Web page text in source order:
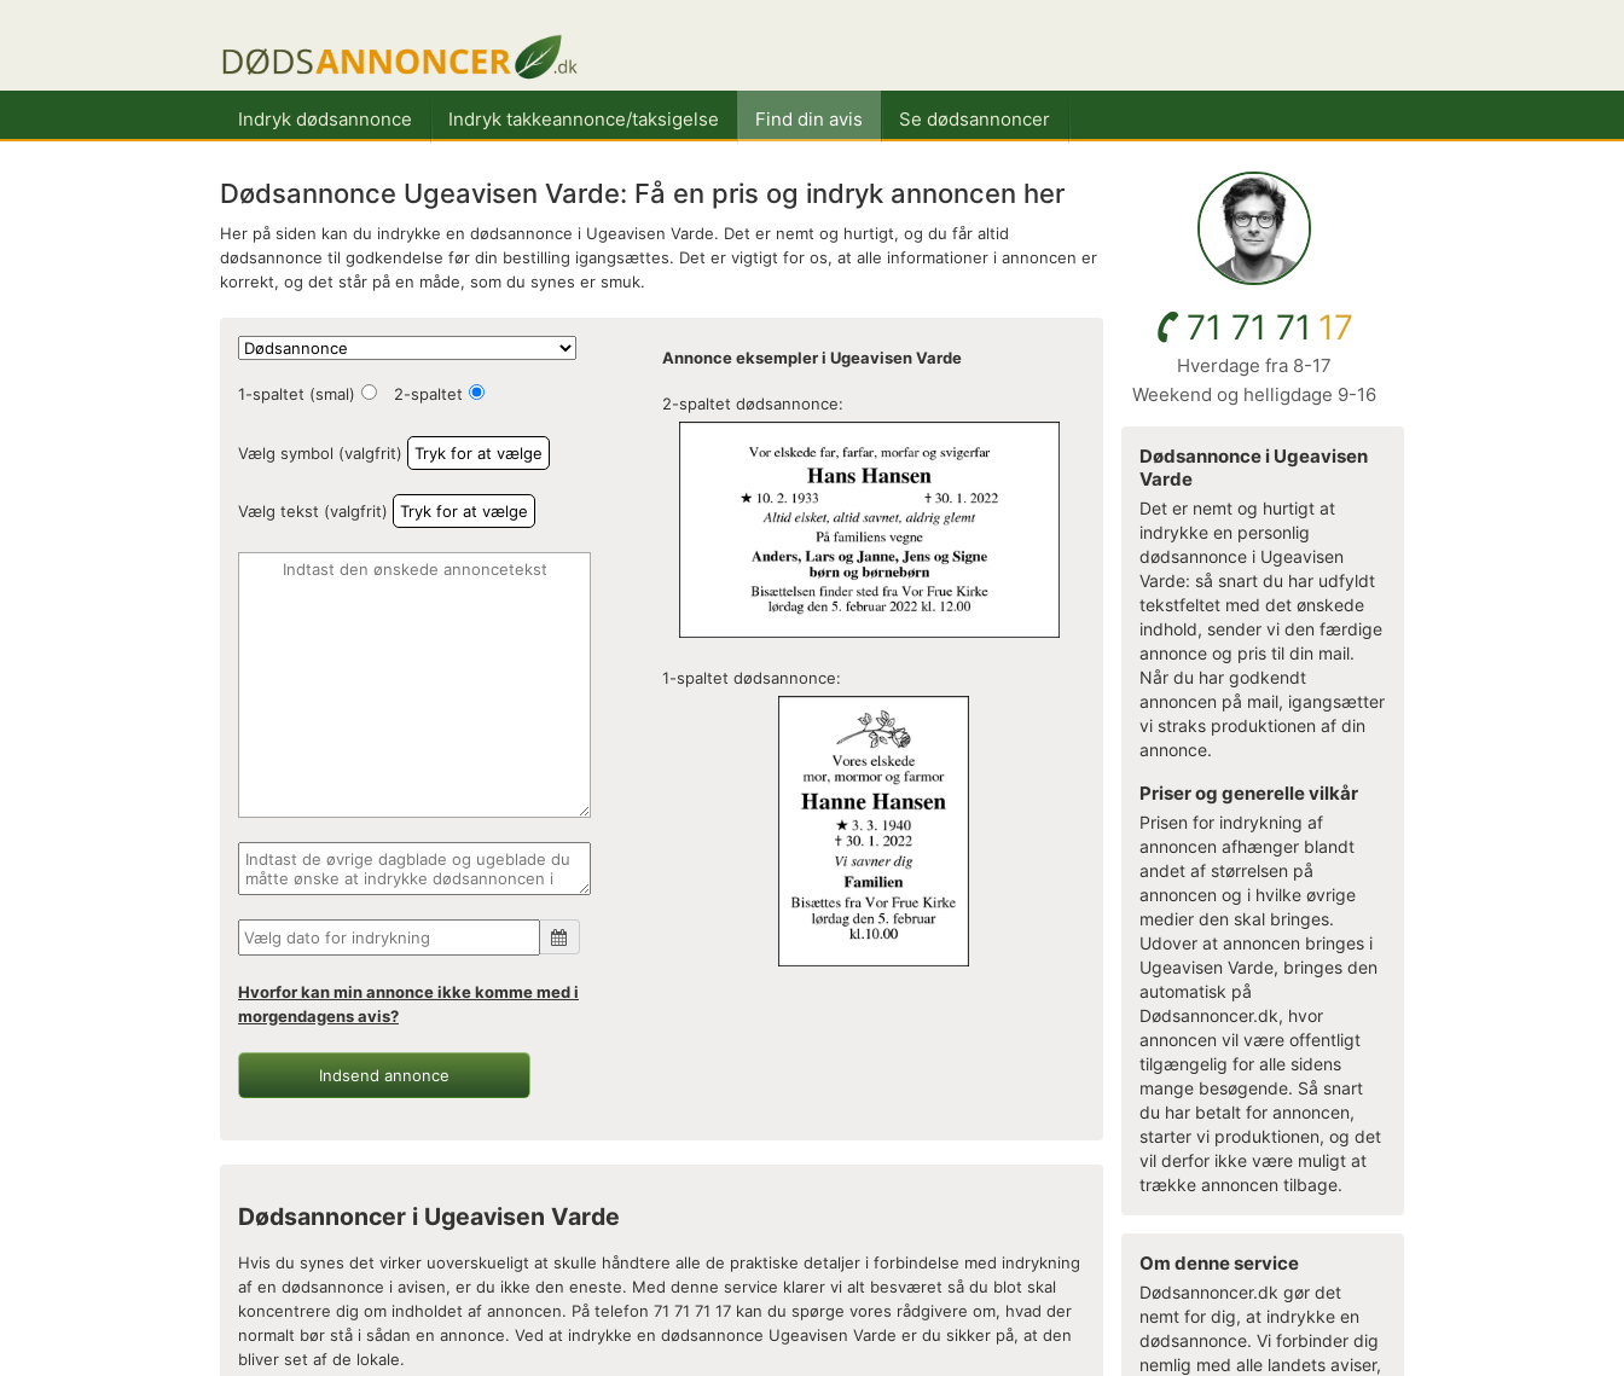
Indryk dødsannonce Indryk takkeannonce/taksigelse Find din avis Se dødsannoncer
Dødsannonce Ugeavisen Varde: Få en pris og indryk annoncen her
Her på siden kan du indrykke en dødsannonce i Ugeavisen Varde. Det er nemt og hurtigt, og du får altid
dødsannonce til godkendelse før din bestilling igangsættes. Det er vigtigt for os, at alle informationer i annoncen er
korrekt, og det står på en måde, som du synes er smuk.
1-spaltet (smal) 2-spaltet
Vælg symbol (valgfrit) Tryk for at vælge
Vælg tekst (valgfrit) Tryk for at vælge
Hvorfor kan min annonce ikke komme med i
morgendagens avis?
Indsend annonce
Annonce eksempler i Ugeavisen Varde
2-spaltet dødsannonce:
1-spaltet dødsannonce:
Dødsannoncer i Ugeavisen Varde
Hvis du synes det virker uoverskueligt at skulle håndtere alle de praktiske detaljer i forbindelse med indrykning
af en dødsannonce i avisen, er du ikke den eneste. Med denne service klarer vi alt besværet så du blot skal
koncentrere dig om indholdet af annoncen. På telefon 71 71 71 17 kan du spørge vores rådgivere om, hvad der
normalt bør stå i sådan en annonce. Ved at indrykke en dødsannonce Ugeavisen Varde er du sikker på, at den
bliver set af de lokale.
71 71 71 17
Hverdage fra 8-17
Weekend og helligdage 9-16
Dødsannonce i Ugeavisen
Varde
Det er nemt og hurtigt at
indrykke en personlig
dødsannonce i Ugeavisen
Varde: så snart du har udfyldt
tekstfeltet med det ønskede
indhold, sender vi den færdige
annonce og pris til din mail.
Når du har godkendt
annoncen på mail, igangsætter
vi straks produktionen af din
annonce.
Priser og generelle vilkår
Prisen for indrykning af
annoncen afhænger blandt
andet af størrelsen på
annoncen og i hvilke øvrige
medier den skal bringes.
Udover at annoncen bringes i
Ugeavisen Varde, bringes den
automatisk på
Dødsannoncer.dk, hvor
annoncen vil være offentligt
tilgængelig for alle sidens
mange besøgende. Så snart
du har betalt for annoncen,
starter vi produktionen, og det
vil derfor ikke være muligt at
trække annoncen tilbage.
Om denne service
Dødsannoncer.dk gør det
nemt for dig, at indrykke en
dødsannonce. Vi forbinder dig
nemlig med alle landets aviser,